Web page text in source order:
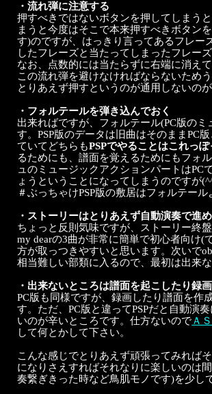
・流れ弾に注意する
押すべきではないボタンを押してしまう
まうと今度はそこで本来押すべきボタン
す)のですが、はっきり言ってあるフレー
したフレーズと当たってしまったフレー
なお、点数的には当たらずに右端に消え
この流れ弾を避けなければならないため
とりあえず押すというのが通用しないの
・フォルテールを弾き込んでおく
出来ればですが、フォルテール(PC版の
す。PSP版のデータは旧曲はそのままPC
ていてどちらもPSPでやることはこれっ
るためにも、譜面を覚えるためにもフォ
ュのミュージックアクションパートは
ょうということになってしまうのですが
＃ぶっちゃけPSP版の敷居はフォルテー
・ストーリーはとりあえず自動演奏で進
ちょっと反則気味ですが、ストーリー終
my dearの3曲が非常に簡単で初心者向け(
方が取っつきやすいと思います。次いで
相当難しい部類に入るので、最初は出来
・出来ないところは譜面を起こしたり録
PC版も同様ですが、録画したり譜面を作
す。ただ、PC版と違ってPSPだと自動演
いのが辛いところです。仕方ないのでＡ
して何とかして下さい。
こんな感じでとりあえず頑張ってみれば
になりさえすればそれなりに楽しいのは
奏繋ぎきった時など鳥肌モノです)を少